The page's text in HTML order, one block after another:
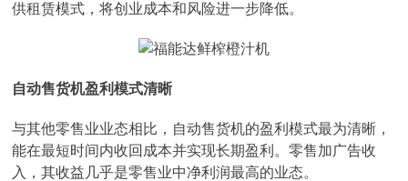
供租赁模式，将创业成本和风险进一步降低。
自动售货机盈利模式清晰
与其他零售业业态相比，自动售货机的盈利模式最为清晰，
能在最短时间内收回成本并实现长期盈利。零售加广告收
入，其收益几乎是零售业中净利润最高的业态。